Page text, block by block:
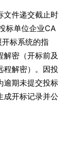
文件递交截止时
标单位企业CA
开标系统的指
解密（开标前及
程解密）。因投
逾期未提交投标
成开标记录并公